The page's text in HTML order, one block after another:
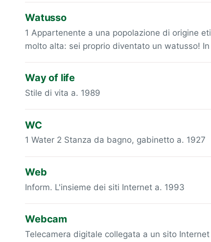
Watusso
1 Appartenente a una popolazione di origine
molto alta: sei proprio diventato un watusso!
Way of life
Stile di vita a. 1989
WC
1 Water 2 Stanza da bagno, gabinetto a. 1927
Web
Inform. L'insieme dei siti Internet a. 1993
Webcam
Telecamera digitale collegata a un sito Internet